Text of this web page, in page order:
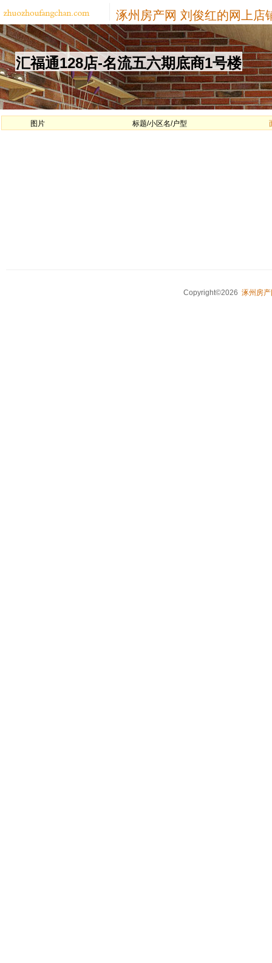
涿州房产网 刘俊红的网上店
汇福通128店-名流五六期底商1号楼
图片 标题/小区名/户型
Copyright©2026 涿州房